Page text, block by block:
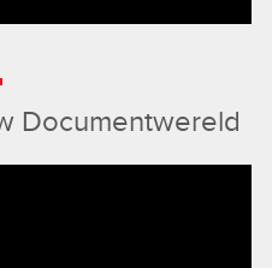
Documentwereld